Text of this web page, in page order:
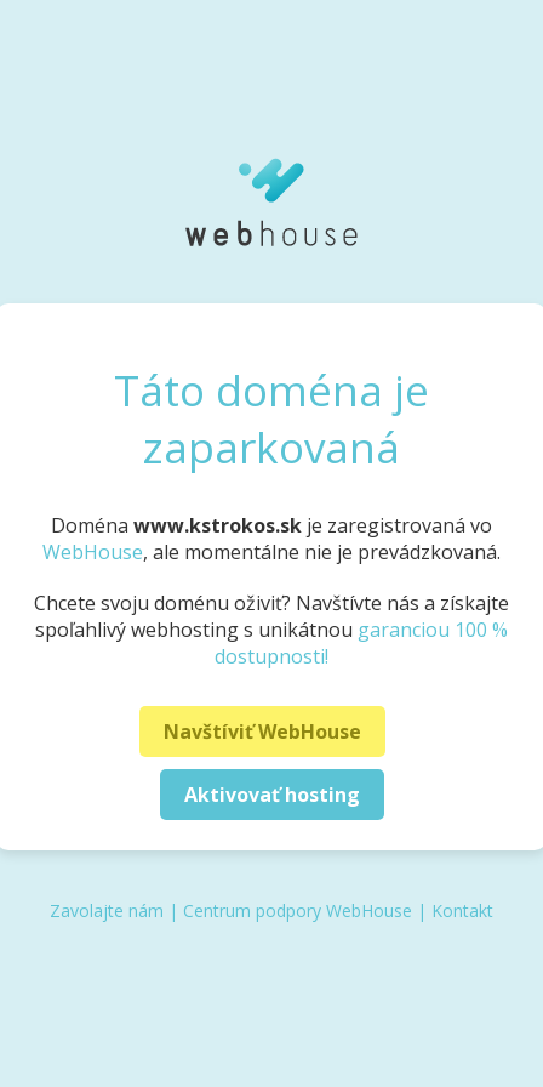
Táto doména je
zaparkovaná
Doména www.kstrokos.sk je zaregistrovaná vo
WebHouse, ale momentálne nie je prevádzkovaná.
Chcete svoju doménu oživiť? Navštívte nás a získajte
spoľahlivý webhosting s unikátnou garanciou 100 %
dostupnosti!
Navštíviť WebHouse
Aktivovať hosting
Zavolajte nám | Centrum podpory WebHouse | Kontakt